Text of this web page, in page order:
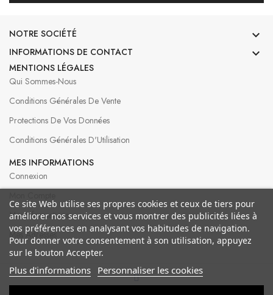
NOTRE SOCIÉTÉ 
INFORMATIONS DE CONTACT 
MENTIONS LÉGALES
Qui Sommes-Nous
Conditions Générales De Vente
Protections De Vos Données
Conditions Générales D'Utilisation
MES INFORMATIONS
Connexion
Mes Informations
Mes Adresses
Ce site Web utilise ses propres cookies et ceux de tiers pour
améliorer nos services et vous montrer des publicités liées à
vos préférences en analysant vos habitudes de navigation.
Pour donner votre consentement à son utilisation, appuyez
sur le bouton Accepter.
Plus d'informations Personnaliser les cookies